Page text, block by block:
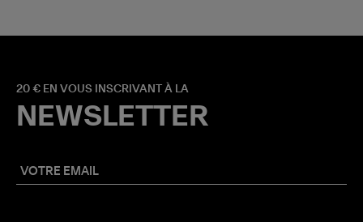
20 € EN VOUS INSCRIVANT À LA
NEWSLETTER